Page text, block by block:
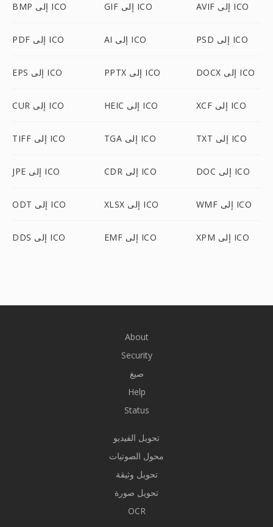
BMP إلى ICO GIF إلى ICO AVIF إلى ICO
PDF إلى ICO AI إلى ICO PSD إلى ICO
EPS إلى ICO PPTX إلى ICO DOCX إلى ICO
CUR إلى ICO HEIC إلى ICO XCF إلى ICO
TIFF إلى ICO TGA إلى ICO TXT إلى ICO
JPE إلى ICO CDR إلى ICO DOC إلى ICO
ODT إلى ICO XLSX إلى ICO WMF إلى ICO
DDS إلى ICO EMF إلى ICO XPM إلى ICO
About
Security
صيغ
Help
Status
تحويل الفيديو
محول الصوتيات
تحويل وثيقة
تحويل صورة
OCR